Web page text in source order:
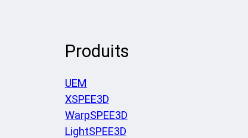
Produits
UEM
XSPEE3D
WarpSPEE3D
LightSPEE3D